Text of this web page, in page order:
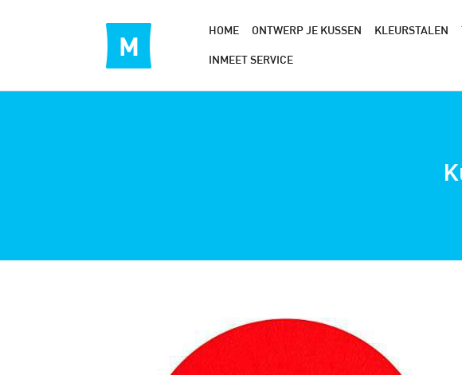
HOME ONTWERP JE KUSSEN KLEURSTALEN
INMEET SERVICE